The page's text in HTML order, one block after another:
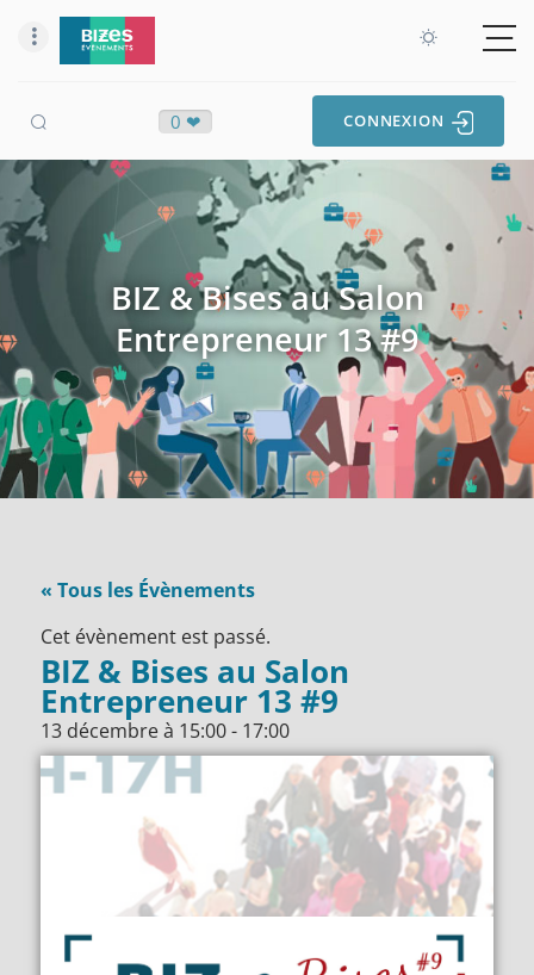
0 ❤ CONNEXION
BIZ & Bises au Salon
Entrepreneur 13 #9
« Tous les Évènements
Cet évènement est passé.
BIZ & Bises au Salon
Entrepreneur 13 #9
13 décembreà 15:00- 17:00